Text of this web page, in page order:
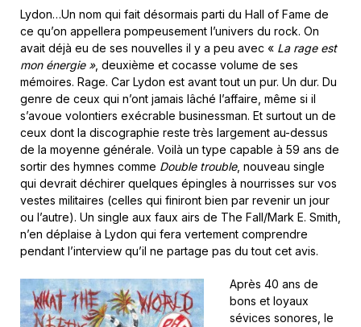
Lydon…Un nom qui fait désormais parti du Hall of Fame de
ce qu’on appellera pompeusement l’univers du rock. On
avait déjà eu de ses nouvelles il y a peu avec « La rage est
mon énergie », deuxième et cocasse volume de ses
mémoires. Rage. Car Lydon est avant tout un pur. Un dur. Du
genre de ceux qui n’ont jamais lâché l’affaire, même si il
s’avoue volontiers exécrable businessman. Et surtout un de
ceux dont la discographie reste très largement au-dessus
de la moyenne générale. Voilà un type capable à 59 ans de
sortir des hymnes comme Double trouble, nouveau single
qui devrait déchirer quelques épingles à nourrisses sur vos
vestes militaires (celles qui finiront bien par revenir un jour
ou l’autre). Un single aux faux airs de The Fall/Mark E. Smith,
n’en déplaise à Lydon qui fera vertement comprendre
pendant l’interview qu’il ne partage pas du tout cet avis.
Après 40 ans de
bons et loyaux
sévices sonores, le